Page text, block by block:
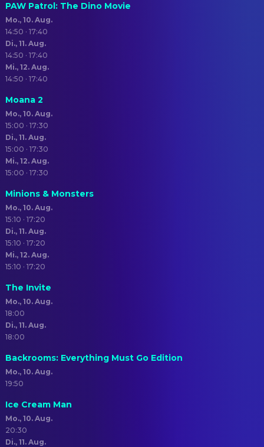
PAW Patrol: The Dino Movie
Mo., 10. Aug.
14:50 · 17:40
Di., 11. Aug.
14:50 · 17:40
Mi., 12. Aug.
14:50 · 17:40
Moana 2
Mo., 10. Aug.
15:00 · 17:30
Di., 11. Aug.
15:00 · 17:30
Mi., 12. Aug.
15:00 · 17:30
Minions & Monsters
Mo., 10. Aug.
15:10 · 17:20
Di., 11. Aug.
15:10 · 17:20
Mi., 12. Aug.
15:10 · 17:20
The Invite
Mo., 10. Aug.
18:00
Di., 11. Aug.
18:00
Backrooms: Everything Must Go Edition
Mo., 10. Aug.
19:50
Ice Cream Man
Mo., 10. Aug.
20:30
Di., 11. Aug.